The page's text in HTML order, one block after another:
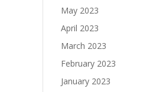
May 2023
April 2023
March 2023
February 2023
January 2023